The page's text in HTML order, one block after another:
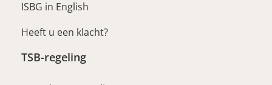
ISBG in English
Heeft u een klacht?
TSB-regeling